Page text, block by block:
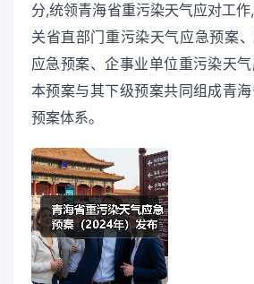
分,统领青海省重污染天气应对工
关省直部门重污染天气应急预案
应急预案、企事业单位重污染天气
本预案与其下级预案共同组成青
预案体系。